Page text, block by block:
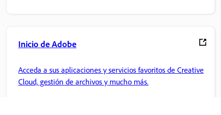
Inicio de Adobe
Acceda a sus aplicaciones y servicios favoritos de Creative
Cloud, gestión de archivos y mucho más.